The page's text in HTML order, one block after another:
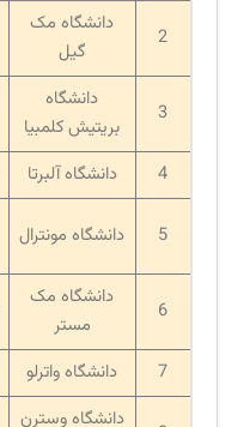
2
دانشگاه مک
گیل
3
دانشگاه
بریتیش کلمبیا
4 دانشگاه آلبرتا
5 دانشگاه مونترال
6
دانشگاه مک
مستر
7 دانشگاه واترلو
دانشگاه وسترن